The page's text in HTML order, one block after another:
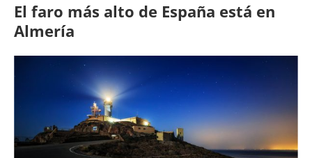
El faro más alto de España está en
Almería